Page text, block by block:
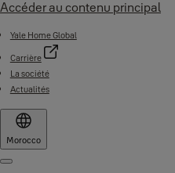
Accéder au contenu principal
Yale Home Global
Carrière
La société
Actualités
Morocco
Menu